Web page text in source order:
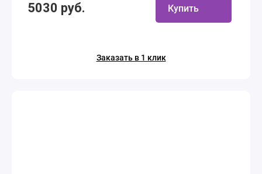
5030 руб. Купить
Заказать в 1 клик